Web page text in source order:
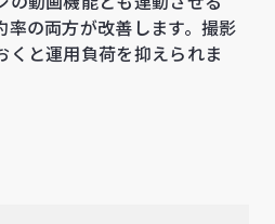
率の両方が改善します。撮影
くと運用負荷を抑えられま